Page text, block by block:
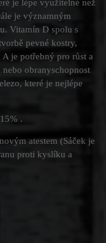
je významným
Vitamín D spolu s
pevné kostry,
je potřebný pro růst a
obranyschopnost
které je nejlépe
.
atestem (Sáček je
proti kyslíku a